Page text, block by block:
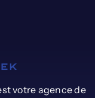
votre agence de